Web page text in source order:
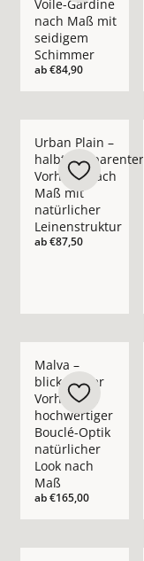
Voile-Gardine
nach Maß mit
seidigem
Schimmer
ab€84,90
Urban Plain –
halbtransparenter
Vorhang nach
Maß mit
natürlicher
Leinenstruktur
ab€87,50
Malva –
blickdichter
Vorhang in
hochwertiger
Bouclé-Optik
natürlicher
Look nach
Maß
ab€165,00